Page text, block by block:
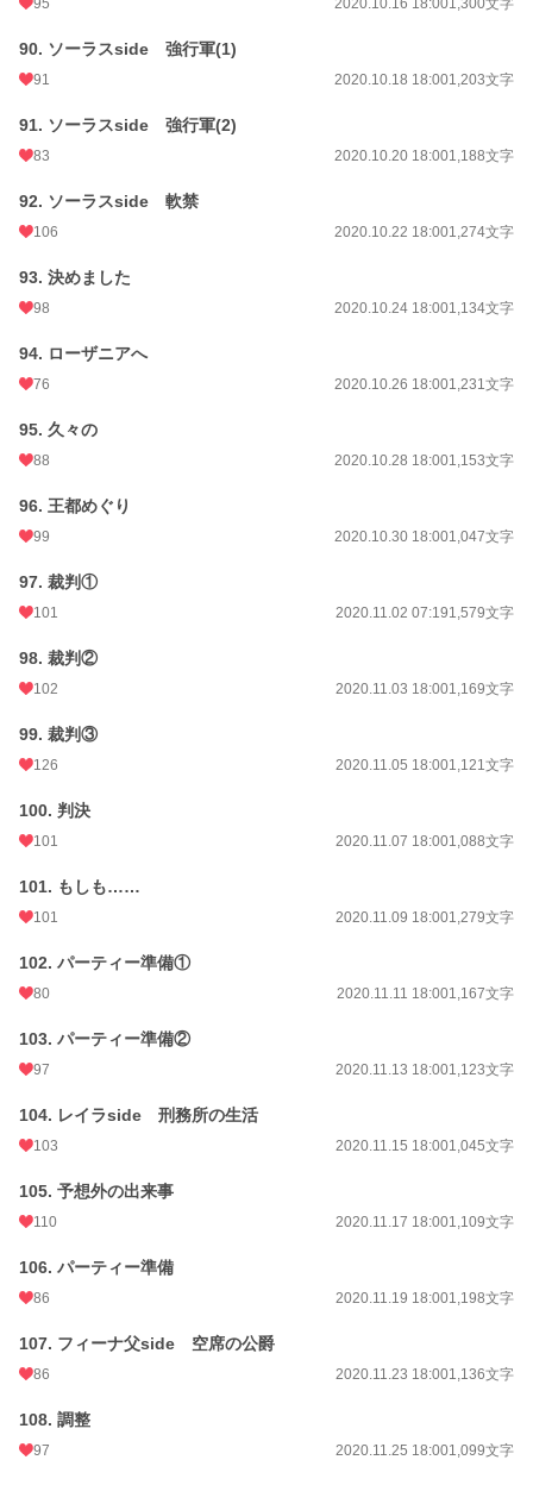
95 2020.10.16 18:001,300文字
90. ソーラスside 強行軍(1)
91 2020.10.18 18:001,203文字
91. ソーラスside 強行軍(2)
83 2020.10.20 18:001,188文字
92. ソーラスside 軟禁
106 2020.10.22 18:001,274文字
93. 決めました
98 2020.10.24 18:001,134文字
94. ローザニアへ
76 2020.10.26 18:001,231文字
95. 久々の
88 2020.10.28 18:001,153文字
96. 王都めぐり
99 2020.10.30 18:001,047文字
97. 裁判①
101 2020.11.02 07:191,579文字
98. 裁判②
102 2020.11.03 18:001,169文字
99. 裁判③
126 2020.11.05 18:001,121文字
100. 判決
101 2020.11.07 18:001,088文字
101. もしも……
101 2020.11.09 18:001,279文字
102. パーティー準備①
80 2020.11.11 18:001,167文字
103. パーティー準備②
97 2020.11.13 18:001,123文字
104. レイラside 刑務所の生活
103 2020.11.15 18:001,045文字
105. 予想外の出来事
110 2020.11.17 18:001,109文字
106. パーティー準備
86 2020.11.19 18:001,198文字
107. フィーナ父side 空席の公爵
86 2020.11.23 18:001,136文字
108. 調整
97 2020.11.25 18:001,099文字